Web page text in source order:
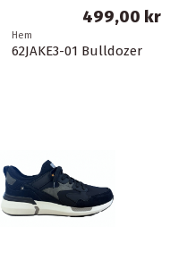
Hem
62JAKE3-01 Bulldozer
499,00 kr